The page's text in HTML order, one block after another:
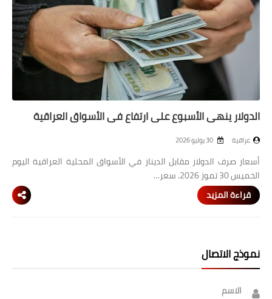
الدولار ينهي الأسبوع على ارتفاع في الأسواق العراقية
عراقية
أسعار صرف الدولار مقابل الدينار في الأسواق المحلية العراقية اليوم
الخميس 30 تموز 2026. سعر…
قراءة المزيد
نموذج الاتصال
الاسم